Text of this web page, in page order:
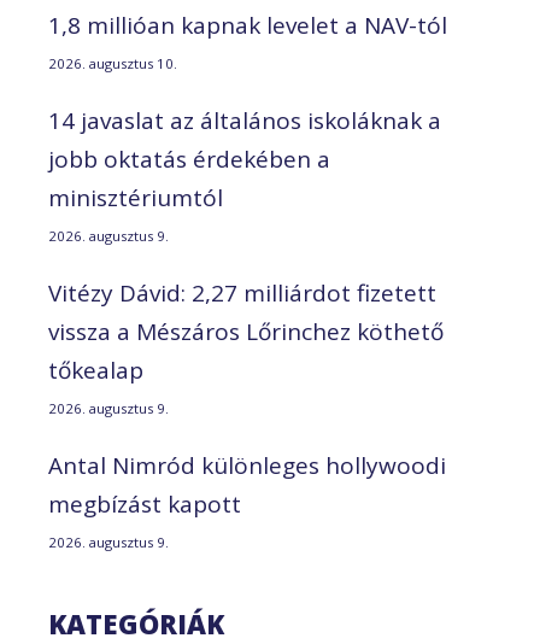
1,8 millióan kapnak levelet a NAV-tól
2026. augusztus 10.
14 javaslat az általános iskoláknak a
jobb oktatás érdekében a
minisztériumtól
2026. augusztus 9.
Vitézy Dávid: 2,27 milliárdot fizetett
vissza a Mészáros Lőrinchez köthető
tőkealap
2026. augusztus 9.
Antal Nimród különleges hollywoodi
megbízást kapott
2026. augusztus 9.
KATEGÓRIÁK